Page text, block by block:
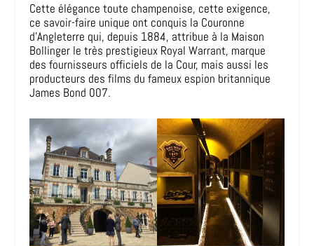
Cette élégance toute champenoise, cette exigence,
ce savoir-faire unique ont conquis la Couronne
d’Angleterre qui, depuis 1884, attribue à la Maison
Bollinger le très prestigieux Royal Warrant, marque
des fournisseurs officiels de la Cour, mais aussi les
producteurs des films du fameux espion britannique
James Bond 007.